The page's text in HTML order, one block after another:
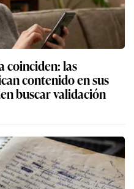
coinciden: las
contenido en sus
buscar validación